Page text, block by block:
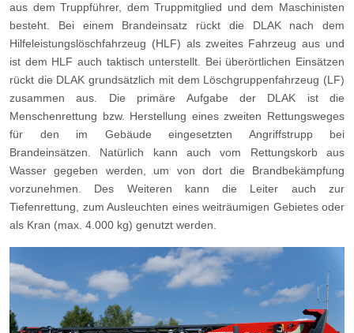
aus dem Truppführer, dem Truppmitglied und dem Maschinisten
besteht. Bei einem Brandeinsatz rückt die DLAK nach dem
Hilfeleistungslöschfahrzeug (HLF) als zweites Fahrzeug aus und
ist dem HLF auch taktisch unterstellt. Bei überörtlichen Einsätzen
rückt die DLAK grundsätzlich mit dem Löschgruppenfahrzeug (LF)
zusammen aus. Die primäre Aufgabe der DLAK ist die
Menschenrettung bzw. Herstellung eines zweiten Rettungsweges
für den im Gebäude eingesetzten Angriffstrupp bei
Brandeinsätzen. Natürlich kann auch vom Rettungskorb aus
Wasser gegeben werden, um von dort die Brandbekämpfung
vorzunehmen. Des Weiteren kann die Leiter auch zur
Tiefenrettung, zum Ausleuchten eines weiträumigen Gebietes oder
als Kran (max. 4.000 kg) genutzt werden.